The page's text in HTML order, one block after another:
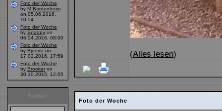
Foto der Woche
by M.Bardenheim
on 05.06.2016,
10:54
Foto der Woche
by Snoopy on
06.04.2016, 08:00
Foto der Woche
by Bjoerre on
17.02.2016, 17:59
Foto der Woche
by Brooker on
30.10.2015, 12:05
(Alles lesen)
Foto der Woche